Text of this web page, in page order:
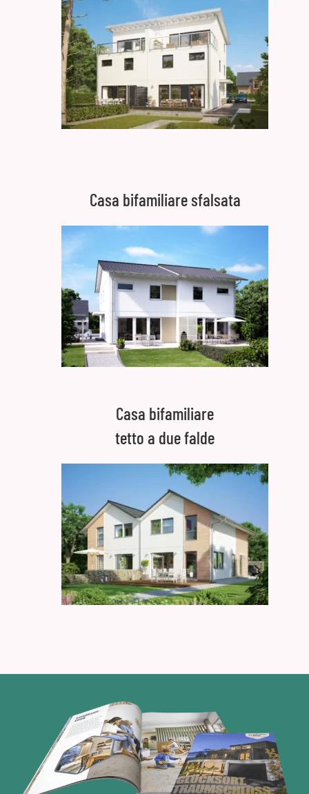
Casa bifamiliare sfalsata
Casa bifamiliare
tetto a due falde